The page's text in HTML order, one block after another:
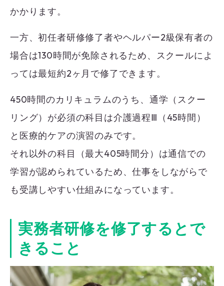
かかります。
一方、初任者研修修了者やヘルパー2級保有者の
場合は130時間が免除されるため、スクールによ
っては最短約2ヶ月で修了できます。
450時間のカリキュラムのうち、通学（スクー
リング）が必須の科目は介護過程Ⅲ（45時間）
と医療的ケアの演習のみです。
それ以外の科目（最大405時間分）は通信での
学習が認められているため、仕事をしながらで
も受講しやすい仕組みになっています。
実務者研修を修了するとで
きること